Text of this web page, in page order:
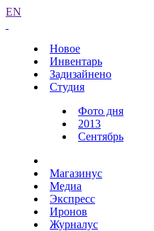
EN
Новое
Инвентарь
Задизайнено
Студия
Фото дня
2013
Сентябрь
Магазинус
Медиа
Экспресс
Иронов
Журналус